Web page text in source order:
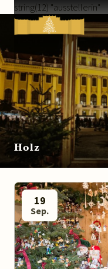
Kultur-
Weihnachtsmarkt
Schloss
Schönbrunn
string(12) "ausstellerin"
Holz
19
Sep.